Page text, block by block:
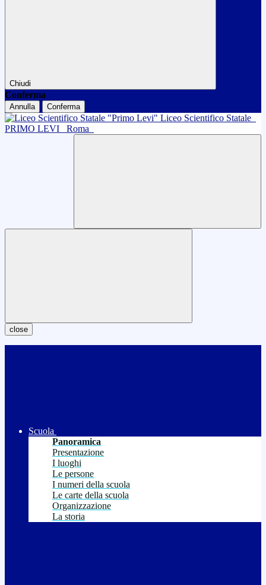
Chiudi
Conferma
Annulla Conferma
Liceo Scientifico Statale
PRIMO LEVI
Roma
close
Scuola
Panoramica
Presentazione
I luoghi
Le persone
I numeri della scuola
Le carte della scuola
Organizzazione
La storia